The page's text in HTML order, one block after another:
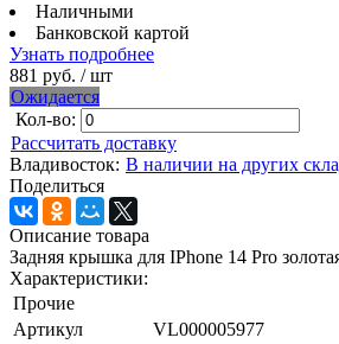
Наличными
Банковской картой
Узнать подробнее
881 руб. / шт
Ожидается
Кол-во:
Рассчитать доставку
Владивосток: В наличии на других
Поделиться
Описание товара
Задняя крышка для IPhone 14 Pro
Характеристики:
Прочие
Артикул
VL000005977